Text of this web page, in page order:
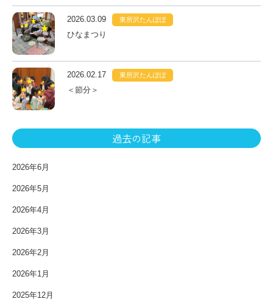
2026.03.09 東所沢たんぽぽ
ひなまつり
2026.02.17 東所沢たんぽぽ
＜節分＞
過去の記事
2026年6月
2026年5月
2026年4月
2026年3月
2026年2月
2026年1月
2025年12月